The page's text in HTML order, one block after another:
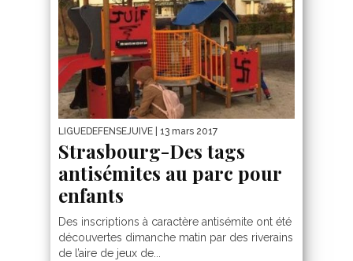
LIGUEDEFENSEJUIVE | 13 mars 2017
Strasbourg-Des tags
antisémites au parc pour
enfants
Des inscriptions à caractère antisémite ont été
découvertes dimanche matin par des riverains
de l’aire de jeux de...